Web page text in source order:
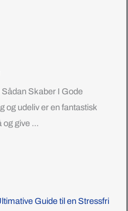
Skaber I Gode
og udeliv er en fantastisk
og give ...